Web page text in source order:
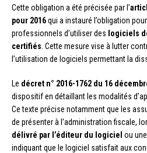
Cette obligation a été précisée par l’
pour 2016qui a instauré l’obligation
professionnels d’utiliser des logiciels
certifiés . Cette mesure vise à lutter
l’utilisation de logiciels permettant la
Le décret n° 2016-1762 du 16
dispositif en détaillant les modalités
Ce texte précise notamment que les
de présenter à l’administration fiscale,
délivré par l’éditeur du logiciel ou une
indiquant que le logiciel satisfait aux